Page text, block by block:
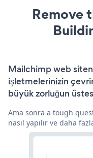
Remove
Mailchimp web
işletmelerinizin
büyük zorluğun
Ama sonra a tough
nasıl yapılır ve daha